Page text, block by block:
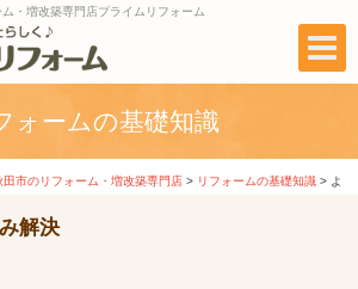
・増改築専門店プライムリフォーム
ォームの基礎知識
市のリフォーム・増改築専門店 > リフォームの基礎知識 > よ
解決